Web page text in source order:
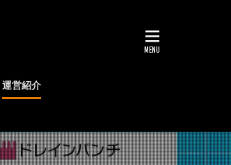
運営紹介